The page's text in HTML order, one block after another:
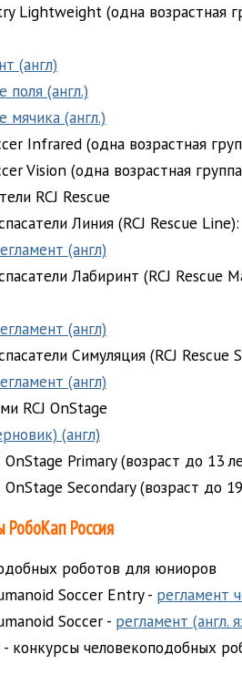
Lightweight (одна возрастная
(англ)
поля (англ.)
мячика (англ.)
Infrared (одна возрастная
Vision (одна возрастная
RCJ Rescue
Линия (RCJ Rescue
(англ)
Лабиринт (RCJ Rescue
(англ)
Симуляция (RCJ Rescue
(англ)
RCJ OnStage
(англ)
OnStage Primary (возраст до 13
OnStage Secondary (возраст до
РобоКап Россия
роботов для юниоров
Soccer Entry - регламент
Soccer - регламент (англ.
- конкурсы человекоподобных